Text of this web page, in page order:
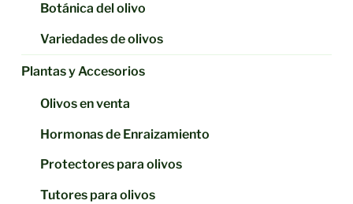
Botánica del olivo
Variedades de olivos
Plantas y Accesorios
Olivos en venta
Hormonas de Enraizamiento
Protectores para olivos
Tutores para olivos